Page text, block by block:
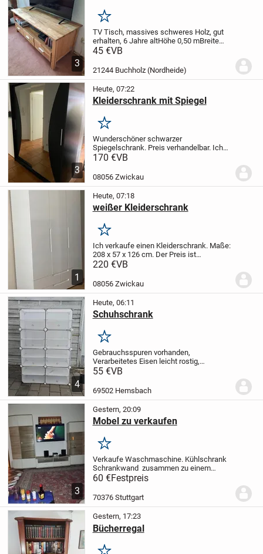
3
Merken
TV Tisch, massives schweres Holz, gut
erhalten, 6 Jahre altHöhe 0,50 mBreite
1,20 mTiefe 0,49 m
45 €VB
21244 Buchholz (Nordheide)
3
Heute, 07:22
Kleiderschrank mit Spiegel
Merken
Wunderschöner schwarzer
Spiegelschrank. Preis verhandelbar. Ich
möchte ihn schnell verkaufen. Abholung
170 €VB
08056 Zwickau
1
Heute, 07:18
weißer Kleiderschrank
Merken
Ich verkaufe einen Kleiderschrank. Maße:
208 x 57 x 126 cm. Der Preis ist
verhandelbar. Ich möchte ihn schnell
220 €VB
08056 Zwickau
4
Heute, 06:11
Schuhschrank
Merken
Gebrauchsspuren vorhanden,
Verarbeitetes Eisen leicht rostig,
Kratzspuren (durch Hund verursacht) an
55 €VB
69502 Hemsbach
3
Gestern, 20:09
Mobel zu verkaufen
Merken
Verkaufe Waschmaschine. Kühlschrank
Schrankwand zusammen zu einem
günstigen Preis von. 60€Die
Schrankwand sehr rustikal und viel Platz
der kuhlschrank nicht so gross eher
Single Kühlschrank und die...
60 €Festpreis
70376 Stuttgart
Gestern, 17:23
Bücherregal